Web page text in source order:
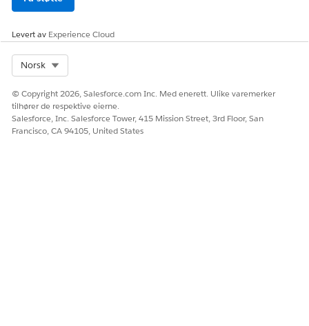
Levert av Experience Cloud
Norsk
© Copyright 2026, Salesforce.com Inc. Med enerett. Ulike varemerker
tilhører de respektive eierne.
Salesforce, Inc. Salesforce Tower, 415 Mission Street, 3rd Floor, San
Francisco, CA 94105, United States